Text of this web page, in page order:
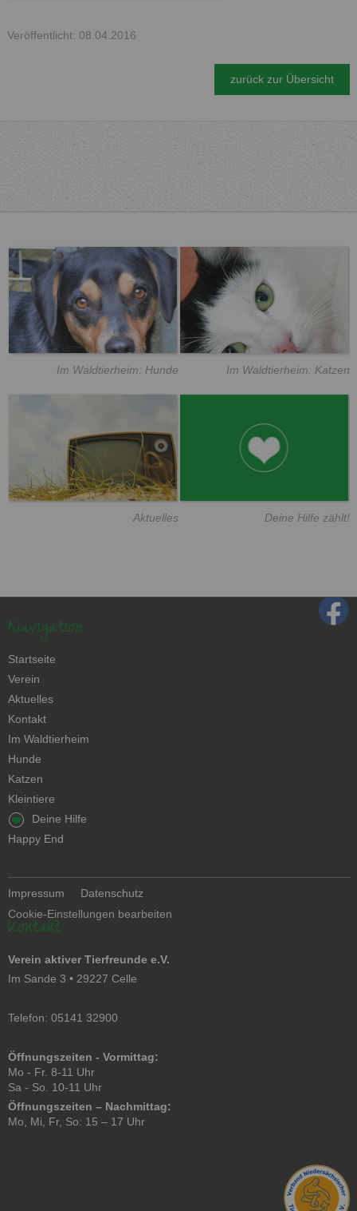
Veröffentlicht: 08.04.2016
zurück zur Übersicht
Im Waldtierheim: Hunde Im Waldtierheim: Katzen
Aktuelles Deine Hilfe zählt!
Navigation
Navigation
überspringen
Startseite
Verein
Aktuelles
Kontakt
Navigation
überspringen
Im Waldtierheim
Hunde
Katzen
Kleintiere
Navigation
überspringen
Deine Hilfe
Happy End
Navigation
überspringen
Impressum
Datenschutz
Cookie-Einstellungen bearbeiten
Kontakt
Verein aktiver Tierfreunde e.V.
Im Sande 3 • 29227 Celle
Telefon: 05141 32900
Öffnungszeiten - Vormittag:
Mo - Fr. 8-11 Uhr
Sa - So. 10-11 Uhr
Öffnungszeiten – Nachmittag:
Mo, Mi, Fr, So: 15 – 17 Uhr